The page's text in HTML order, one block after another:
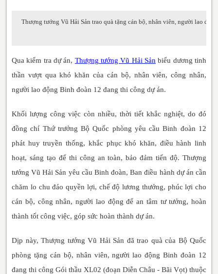
Thượng tướng Vũ Hải Sản trao quà tặng cán bộ, nhân viên, người lao
Qua kiểm tra dự án, Thượng tướng Vũ Hải Sản biểu dương tinh
thần vượt qua khó khăn của cán bộ, nhân viên, công nhân,
người lao động Binh đoàn 12 đang thi công dự án.
Khối lượng công việc còn nhiều, thời tiết khắc nghiệt, do đó
đồng chí Thứ trưởng Bộ Quốc phòng yêu cầu Binh đoàn 12
phát huy truyền thống, khắc phục khó khăn, điều hành linh
hoạt, sáng tạo để thi công an toàn, bảo đảm tiến độ. Thượng
tướng Vũ Hải Sản yêu cầu Binh đoàn, Ban điều hành dự án cần
chăm lo chu đáo quyền lợi, chế độ lương thưởng, phúc lợi cho
cán bộ, công nhân, người lao động để an tâm tư tưởng, hoàn
thành tốt công việc, góp sức hoàn thành dự án.
Dịp này, Thượng tướng Vũ Hải Sản đã trao quà của Bộ Quốc
phòng tặng cán bộ, nhân viên, người lao động Binh đoàn 12
đang thi công Gói thầu XL02 (đoạn Diễn Châu - Bãi Vọt) thuộc